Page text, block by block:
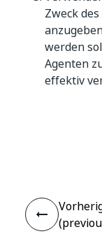
Zweck
werden
Agenten
effektiv